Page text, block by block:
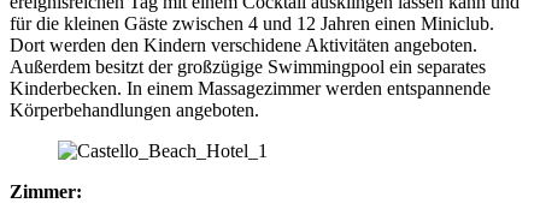
für die kleinen Gäste zwischen 4 und 12 Jahren einen Miniclub.
Dort werden den Kindern verschidene Aktivitäten angeboten.
Außerdem besitzt der großzügige Swimmingpool ein separates
Kinderbecken. In einem Massagezimmer werden entspannende
Körperbehandlungen angeboten.
Zimmer: